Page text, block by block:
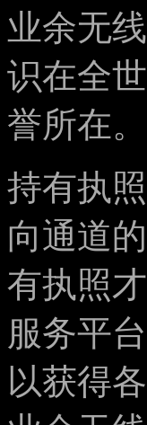
业余无
识在全
誉所在。
持有执
向通道
有执照
服务平
以获得